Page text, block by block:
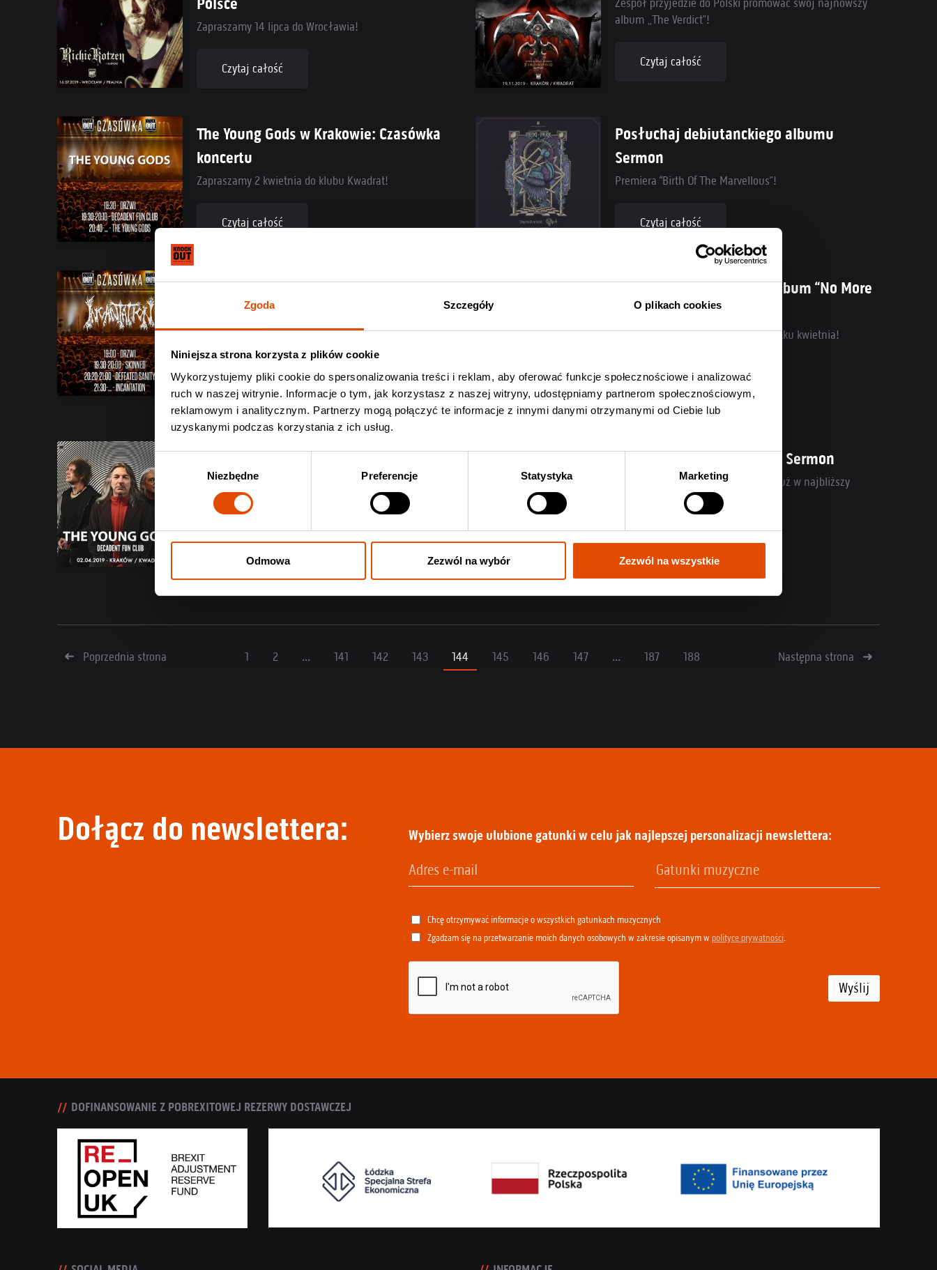
Zgoda Szczegóły O plikach cookies
Niniejsza strona korzysta z plików cookie
Wykorzystujemy pliki cookie do spersonalizowania treści i reklam, aby oferować funkcje społecznościowe i analizować
ruch w naszej witrynie. Informacje o tym, jak korzystasz z naszej witryny, udostępniamy partnerom społecznościowym,
reklamowym i analitycznym. Partnerzy mogą połączyć te informacje z innymi danymi otrzymanymi od Ciebie lub
uzyskanymi podczas korzystania z ich usług.
Wybór
zgody
Niezbędne Preferencje Statystyka Marketing
Odmowa Zezwól na wybór Zezwól na wszystkie
Zapraszamy 14 lipca do Wrocławia!
Czytaj całość
album „The Verdict”!
Czytaj całość
The Young Gods w Krakowie: Czasówka
koncertu
Zapraszamy 2 kwietnia do klubu Kwadrat!
Czytaj całość
Posłuchaj debiutanckiego albumu
Sermon
Premiera “Birth Of The Marvellous”!
Czytaj całość
Incantation w Polsce: Czasówka
koncertów
Death metalowcy zagrają w Poznaniu, Krakowie oraz
Warszawie!
Czytaj całość
Battle Beast prezentuje album “No More
Hollywood Endings”
Trzy koncerty w Polsce już na początku kwietnia!
Czytaj całość
Young Gods w Krakowie
Zapraszamy 2 kwietnia do krakowskiego Kwadratu!
Czytaj całość
Posłuchaj nowego utworu Sermon
Premiera “Birth Of The Marvellous” już w najbliższy
Czytaj całość
Poprzednia strona 1 2 ... 141 142 143 144 145 146 147 ... 187 188 Następna strona
Dołącz do newslettera: Wybierz swoje ulubione gatunki w celu jak najlepszej personalizacji newslettera:
Chcę otrzymywać informacje o wszystkich gatunkach muzycznych
Zgadzam się na przetwarzanie moich danych osobowych w zakresie opisanym wpolityce prywatności.
Wyślij
DOFINANSOWANIE Z POBREXITOWEJ REZERWY DOSTAWCZEJ